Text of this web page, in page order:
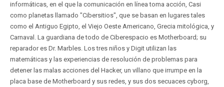
informáticas, en el que la comunicación en línea toma acción, Casi
como planetas llamado "Cibersitios", que se basan en lugares tales
como el Antiguo Egipto, el Viejo Oeste Americano, Grecia mitológica, y
Carnaval. La guardiana de todo de Ciberespacio es Motherboard; su
reparador es Dr. Marbles. Los tres niños y Digit utilizan las
matemáticas y las experiencias de resolución de problemas para
detener las malas acciones del Hacker, un villano que irrumpe en la
placa base de Motherboard y sus redes, y sus dos secuaces cyborg,